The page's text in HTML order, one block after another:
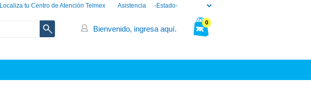
Asistencia
Localiza tu Centro de Atención Telmex
0
Bienvenido, ingresa aquí.